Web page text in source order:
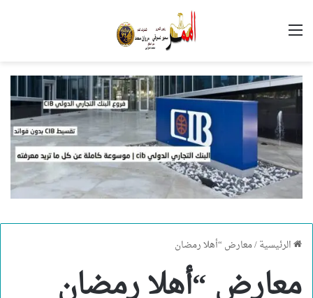
القائمة
الرئيسية/معارض “أهلا رمضان
معارض “أهلا رمضان